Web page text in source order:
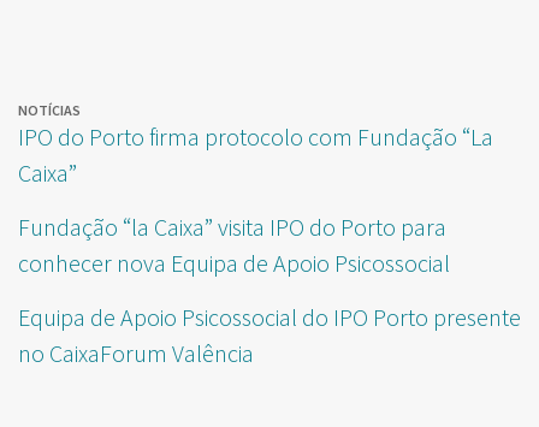
NOTÍCIAS
IPO do Porto firma protocolo com Fundação “La
Caixa”
Fundação “la Caixa” visita IPO do Porto para
conhecer nova Equipa de Apoio Psicossocial
Equipa de Apoio Psicossocial do IPO Porto presente
no CaixaForum Valência